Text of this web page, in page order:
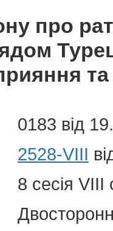
про
та
0183 від
2528-VIII
8 сесія VIII